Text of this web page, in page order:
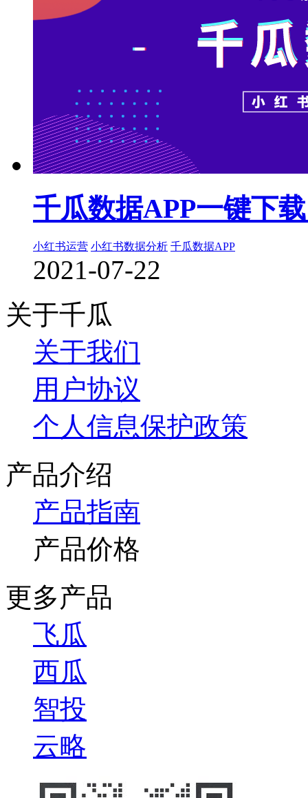
千瓜数据APP一键下
小红书运营 小红书数据分析 千瓜数据APP
2021-07-22
关于千瓜
关于我们
用户协议
个人信息保护政策
产品介绍
产品指南
产品价格
更多产品
飞瓜
西瓜
智投
云略